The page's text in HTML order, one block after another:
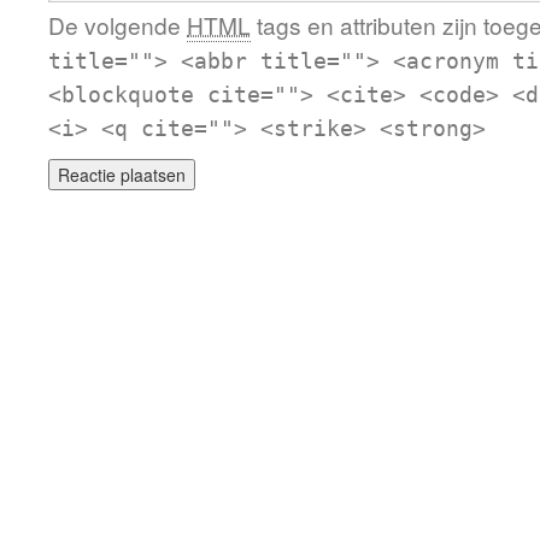
De volgende HTML tags en attributen zijn
title=""> <abbr title=""> <acronym
<blockquote cite=""> <cite> <code>
<i> <q cite=""> <strike> <strong>